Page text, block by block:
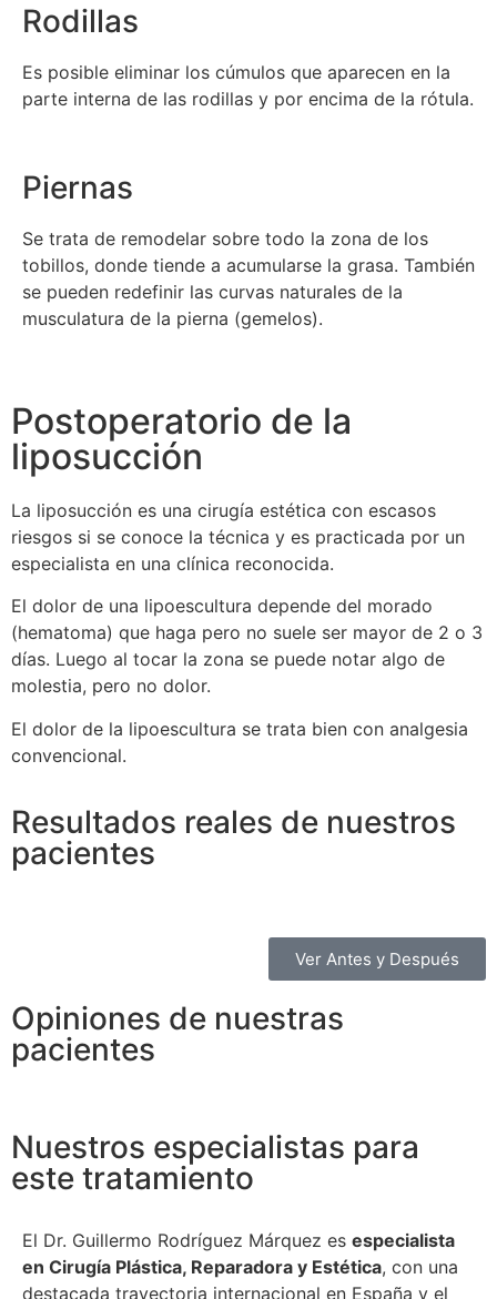
Rodillas
Es posible eliminar los cúmulos que aparecen en la
parte interna de las rodillas y por encima de la rótula.
Piernas
Se trata de remodelar sobre todo la zona de los
tobillos, donde tiende a acumularse la grasa. También
se pueden redefinir las curvas naturales de la
musculatura de la pierna (gemelos).
Postoperatorio de la
liposucción
La liposucción es una cirugía estética con escasos
riesgos si se conoce la técnica y es practicada por un
especialista en una clínica reconocida.
El dolor de una lipoescultura depende del morado
(hematoma) que haga pero no suele ser mayor de 2 o 3
días. Luego al tocar la zona se puede notar algo de
molestia, pero no dolor.
El dolor de la lipoescultura se trata bien con analgesia
convencional.
Resultados reales de nuestros
pacientes
Ver Antes y Después
Opiniones de nuestras
pacientes
Nuestros especialistas para
este tratamiento
El Dr. Guillermo Rodríguez Márquez es especialista
en Cirugía Plástica, Reparadora y Estética, con una
destacada trayectoria internacional en España y el